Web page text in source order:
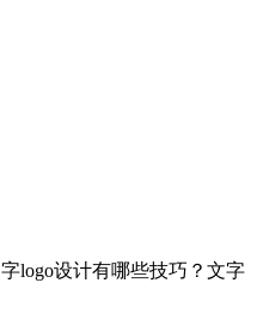
logo设计有哪些技巧？文字